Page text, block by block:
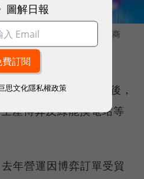
製造，廣錠跟事欣科都是供應商
完成過戶，整理裝修後，
產博弈及綠能換電站等
年營運因博弈訂單受貿
圖解日報
思文化隱私權政策